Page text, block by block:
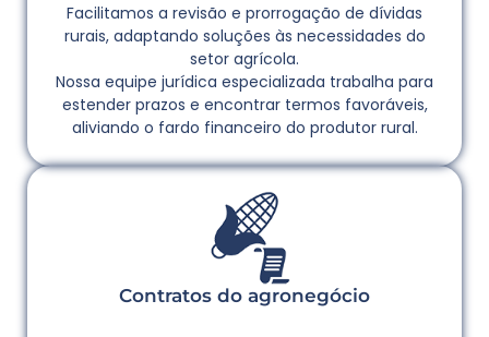
Facilitamos a revisão e prorrogação de dívidas
rurais, adaptando soluções às necessidades do
setor agrícola.
Nossa equipe jurídica especializada trabalha para
estender prazos e encontrar termos favoráveis,
aliviando o fardo financeiro do produtor rural.
Contratos do agronegócio